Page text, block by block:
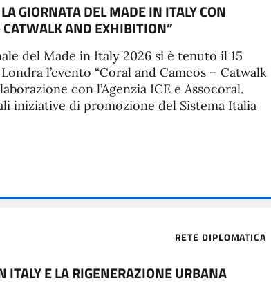
GIORNATA DEL MADE IN ITALY CON
CATWALK AND EXHIBITION”
del Made in Italy 2026 si è tenuto il 15
l’evento “Coral and Cameos – Catwalk
con l’Agenzia ICE e Assocoral.
iniziative di promozione del Sistema Italia
RETE DIPLOMATICA
ITALY E LA RIGENERAZIONE URBANA